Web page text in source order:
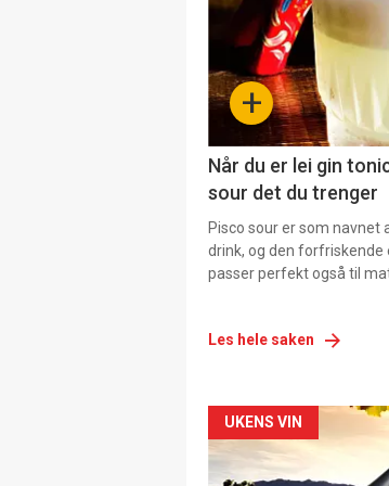
+
Når du er lei gin
sour det du trenger
Pisco sour er som
drink, og den forfriskende
passer perfekt også til
Les hele saken
Forsiden
akkurat
UKENS VIN